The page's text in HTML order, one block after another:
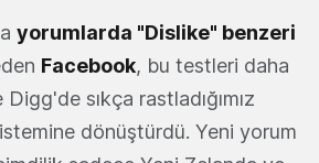
yorumlarda "Dislike" benzeri
Facebook, bu testleri daha
sıkça rastladığımız
dönüştürdü. Yeni yorum